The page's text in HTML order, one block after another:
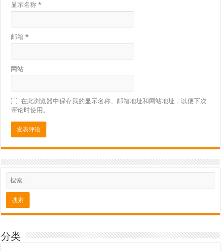
显示名称*
邮箱*
网站
在此浏览器中保存我的显示名称、邮箱地址和网站地址，以便下次
评论时使用。
分类